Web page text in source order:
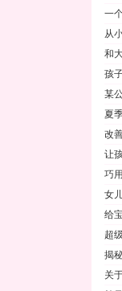
一
从
和
孩
某
夏
改
让
巧
女
给
超
揭
关